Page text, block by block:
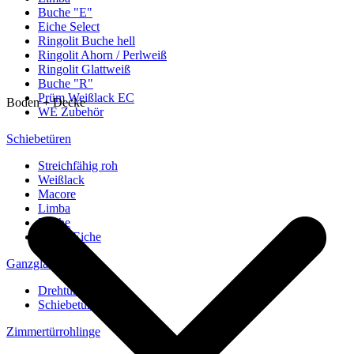
Buche "E"
Eiche Select
Ringolit Buche hell
Ringolit Ahorn / Perlweiß
Ringolit Glattweiß
Buche "R"
Prüm Weißlack EC
WE Zubehör
Schiebetüren
Streichfähig roh
Weißlack
Macore
Limba
Buche
europ. Eiche
Ganzglastüren
Drehtüren
Schiebetüren
Zimmertürrohlinge
Boden + Decke